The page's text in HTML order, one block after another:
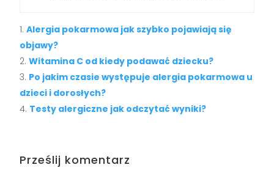
Alergia pokarmowa jak szybko pojawiają się
objawy?
Witamina C od kiedy podawać dziecku?
Po jakim czasie występuje alergia pokarmowa u
dzieci i dorosłych?
Testy alergiczne jak odczytać wyniki?
Prześlij komentarz